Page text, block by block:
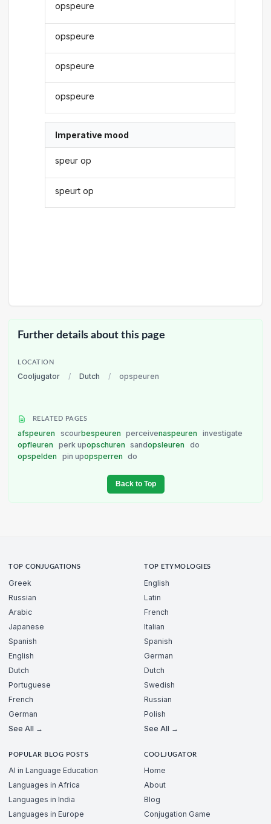
opspeure
opspeure
opspeure
opspeure
Imperative mood
speur op
speurt op
Further details about this page
LOCATION
Cooljugator / Dutch / opspeuren
RELATED PAGES
afspeuren scourbespeuren perceivenaspeuren
investigate
opfleuren
perk upopschuren sandopsleuren
do
opspelden
pin upopsperren do
Back to Top
TOP CONJUGATIONS
Greek
Russian
Arabic
Japanese
Spanish
English
Dutch
Portuguese
French
German
See All →
TOP ETYMOLOGIES
English
Latin
French
Italian
Spanish
German
Dutch
Swedish
Russian
Polish
See All →
POPULAR BLOG POSTS
AI in Language Education
Languages in Africa
Languages in India
Languages in Europe
COOLJUGATOR
Home
About
Blog
Conjugation Game